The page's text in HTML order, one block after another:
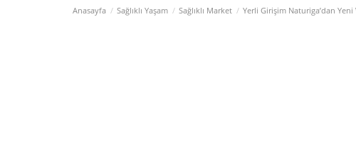
Anasayfa Sağlıklı Yaşam Sağlıklı Market Yerli Girişim Naturiga’dan